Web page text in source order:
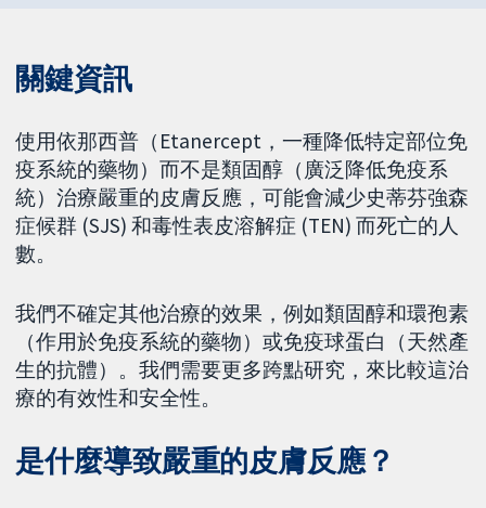
關鍵資訊
使用依那西普（Etanercept，一種降低特定部位免
疫系統的藥物）而不是類固醇（廣泛降低免疫系
統）治療嚴重的皮膚反應，可能會減少史蒂芬強森
症候群 (SJS) 和毒性表皮溶解症 (TEN) 而死亡的人
數。
我們不確定其他治療的效果，例如類固醇和環孢素
（作用於免疫系統的藥物）或免疫球蛋白（天然產
生的抗體）。我們需要更多跨點研究，來比較這治
療的有效性和安全性。
是什麼導致嚴重的皮膚反應？